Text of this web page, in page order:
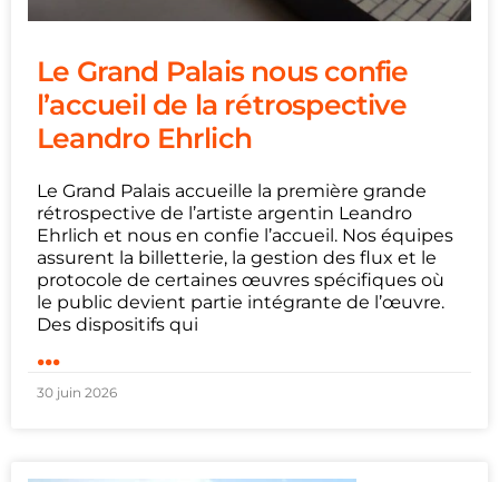
Le Grand Palais nous confie
l’accueil de la rétrospective
Leandro Ehrlich
Le Grand Palais accueille la première grande
rétrospective de l’artiste argentin Leandro
Ehrlich et nous en confie l’accueil. Nos équipes
assurent la billetterie, la gestion des flux et le
protocole de certaines œuvres spécifiques où
le public devient partie intégrante de l’œuvre.
Des dispositifs qui
...
30 juin 2026